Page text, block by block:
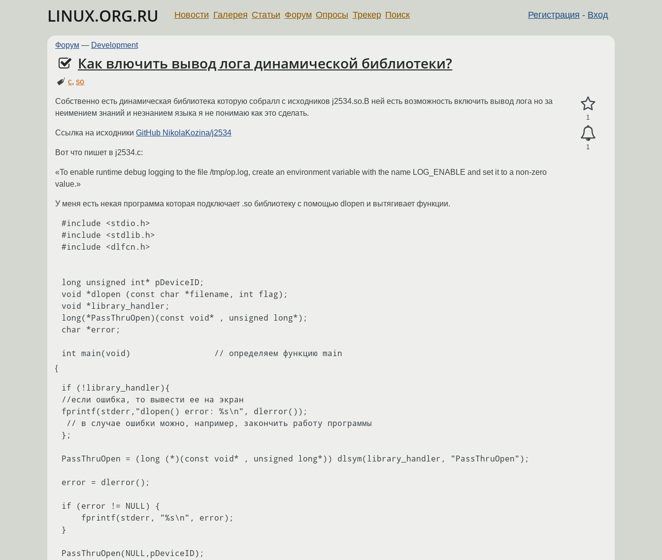
LINUX.ORG.RU Регистрация - Вход
Новости Галерея Статьи Форум Опросы Трекер Поиск
Форум — Development
Как влючить вывод лога динамической библиотеки?
c,so
1
1
Собственно есть динамическая библиотека которую собралл с исходников j2534.so.В ней есть возможность включить вывод лога но за
неимением знаний и незнанием языка я не понимаю как это сделать.
Ссылка на исходники GitHub NikolaKozina/j2534
Вот что пишет в j2534.с:
«To enable runtime debug logging to the file /tmp/op.log, create an environment variable with the name LOG_ENABLE and set it to a non-zero
value.»
У меня есть некая программа которая подключает .so библиотеку с помощью dlopen и вытягивает функции.
#include <stdio.h>
#include <stdlib.h>
#include <dlfcn.h>
long unsigned int* pDeviceID;
void *dlopen (const char *filename, int flag);
void *library_handler;
long(*PassThruOpen)(const void* , unsigned long*);
char *error;
{
if (!library_handler){
//если ошибка, то вывести ее на экран
fprintf(stderr,"dlopen() error: %s\n", dlerror());
};
PassThruOpen = (long (*)(const void* , unsigned long*)) dlsym(library_handler, "PassThruOpen");
error = dlerror();
if (error != NULL) {
}
PassThruOpen(NULL,pDeviceID);